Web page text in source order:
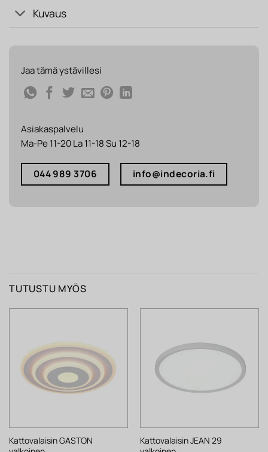
Kuvaus
Jaa tämä ystävillesi
Asiakaspalvelu
Ma-Pe 11-20 La 11-18 Su 12-18
044 989 3706 info@indecoria.fi
TUTUSTU MYÖS
Kattovalaisin GASTON
Kattovalaisin JEAN 29